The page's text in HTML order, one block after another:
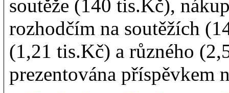
soutěže (140 tis.Kč),
rozhodčím na soutěžích
(1,21 tis.Kč) a různého
prezentována příspěvkem